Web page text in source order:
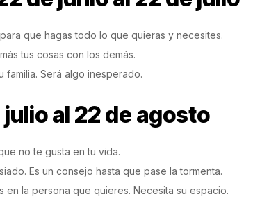
que hagas todo lo que quieras y necesites.
tus cosas con los demás.
familia. Será algo inesperado.
al 22 de agosto
no te gusta en tu vida.
Es un consejo hasta que pase la tormenta.
en la persona que quieres. Necesita su espacio.